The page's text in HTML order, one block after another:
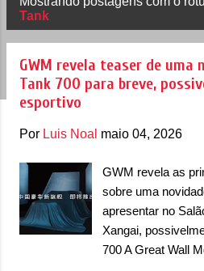
o
Tank
GWM revela teaser de uma
Tank 700 para breve,
esportivo
Por Luis Noal maio 04, 2026
GWM revela as
sobre uma
apresentar no
Xangai,
700 A Great Wall